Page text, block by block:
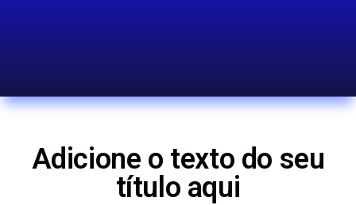
Adicione o texto do seu
título aqui